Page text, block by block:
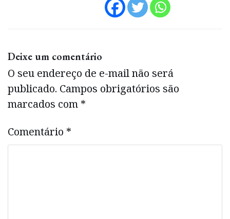
Deixe um comentário
O seu endereço de e-mail não será
publicado. Campos obrigatórios são
marcados com *
Comentário *